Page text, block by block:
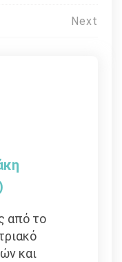
Next
από το
και